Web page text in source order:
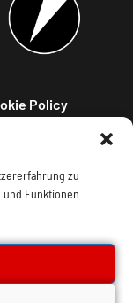
zu
Funktionen
Policy